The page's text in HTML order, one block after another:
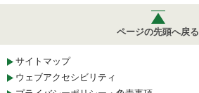
ページの先頭へ戻る
サイトマップ
ウェブアクセシビリティ